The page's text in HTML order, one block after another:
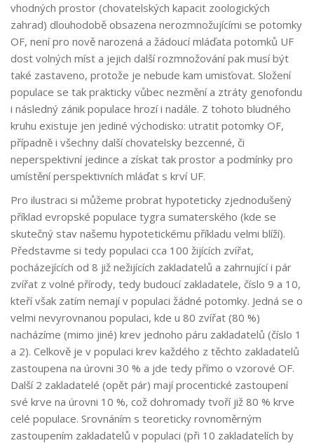
vhodných prostor (chovatelských kapacit zoologických
zahrad) dlouhodobě obsazena nerozmnožujícími se potomky
OF, není pro nově narozená a žádoucí mláďata potomků UF
dost volných míst a jejich další rozmnožování pak musí být
také zastaveno, protože je nebude kam umisťovat. Složení
populace se tak prakticky vůbec nezmění a ztráty genofondu
i následný zánik populace hrozí i nadále. Z tohoto bludného
kruhu existuje jen jediné východisko: utratit potomky OF,
případně i všechny další chovatelsky bezcenné, či
neperspektivní jedince a získat tak prostor a podmínky pro
umístění perspektivních mláďat s krví UF.
Pro ilustraci si můžeme probrat hypoteticky zjednodušený
příklad evropské populace tygra sumaterského (kde se
skutečný stav našemu hypotetickému příkladu velmi blíží).
Představme si tedy populaci cca 100 žijících zvířat,
pocházejících od 8 již nežijících zakladatelů a zahrnující i pár
zvířat z volné přírody, tedy budoucí zakladatele, číslo 9 a 10,
kteří však zatím nemají v populaci žádné potomky. Jedná se o
velmi nevyrovnanou populaci, kde u 80 zvířat (80 %)
nacházíme (mimo jiné) krev jednoho páru zakladatelů (číslo 1
a 2). Celkově je v populaci krev každého z těchto zakladatelů
zastoupena na úrovni 30 % a jde tedy přímo o vzorové OF.
Další 2 zakladatelé (opět pár) mají procentické zastoupení
své krve na úrovni 10 %, což dohromady tvoří již 80 % krve
celé populace. Srovnáním s teoreticky rovnoměrným
zastoupením zakladatelů v populaci (při 10 zakladatelích by